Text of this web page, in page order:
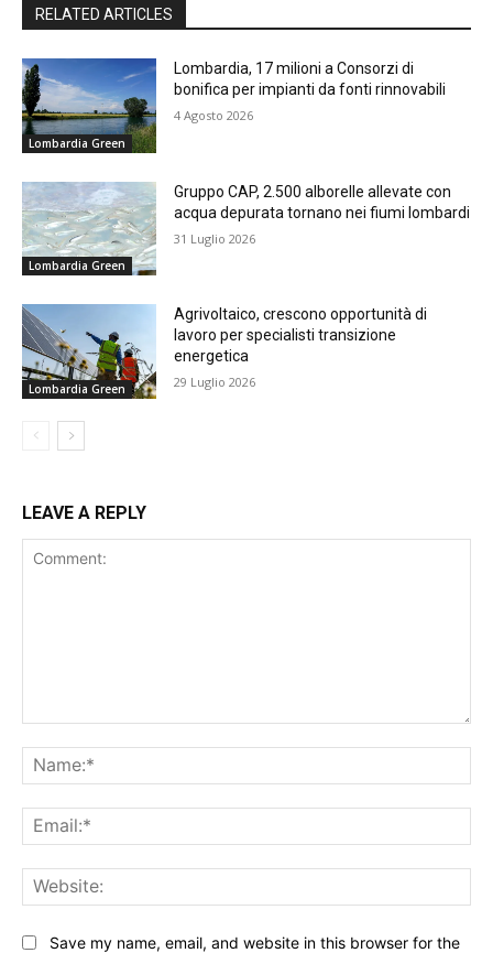
RELATED ARTICLES
Lombardia Green
Lombardia, 17 milioni a Consorzi di
bonifica per impianti da fonti rinnovabili
4 Agosto 2026
Lombardia Green
Gruppo CAP, 2.500 alborelle allevate con
acqua depurata tornano nei fiumi lombardi
31 Luglio 2026
Lombardia Green
Agrivoltaico, crescono opportunità di
lavoro per specialisti transizione
energetica
29 Luglio 2026
LEAVE A REPLY
Save my name, email, and website in this browser for the